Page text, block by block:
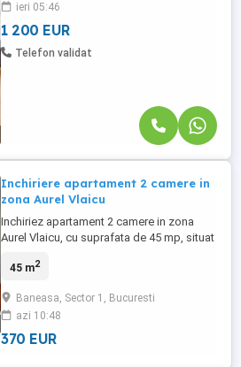
pentru familii, care își doresc confort,
intimitate și un stil ...
ieri 05:46
1 200 EUR
Telefon validat
Inchiriere apartament 2 camere in
zona Aurel Vlaicu
Inchiriez apartament 2 camere in zona
Aurel Vlaicu, cu suprafata de 45 mp, situat
mobilat si utilat, curat, bine
zona excelenta, cu acces rapid la metrou
Aurel Vlaicu la 3-4 minute distanta,
Promenada Mall, mijloace ...
45 m2
Baneasa, Sector 1, Bucuresti
azi 10:48
370 EUR